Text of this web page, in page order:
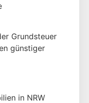
Grundsteuer
günstiger
in NRW